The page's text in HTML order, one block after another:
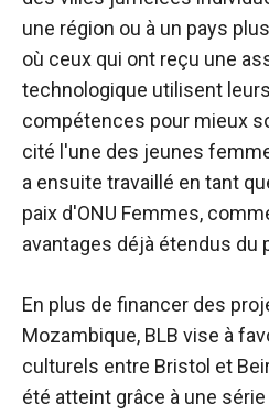
une région ou à un pays
où ceux qui ont reçu une
technologique utilisent
compétences pour mieux
cité l'une des jeunes
a ensuite travaillé en tant
paix d'ONU Femmes,
avantages déjà étendus du
En plus de financer des
Mozambique, BLB vise à
culturels entre Bristol et
été atteint grâce à une